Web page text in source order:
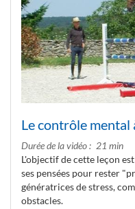
Le contrôle mental
Durée de la vidéo
21 min
L'objectif de cette leçon
ses pensées pour rester
génératrices de stress,
obstacles.